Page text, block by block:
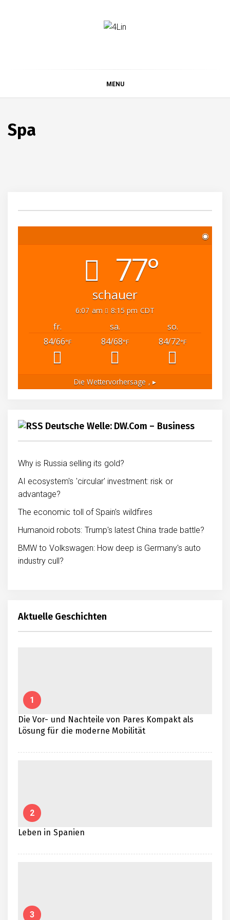
MENU
Spa
◉
77°
schauer
6:07 am 8:15 pm CDT
fr. sa.
so.
84/66°F 84/68°F 84/72°F
Die Wettervorhersage , ▸
Deutsche Welle: DW.com – Business
Why is Russia selling its gold?
AI ecosystem's 'circular' investment: risk or
advantage?
The economic toll of Spain's wildfires
Humanoid robots: Trump's latest China trade battle?
BMW to Volkswagen: How deep is Germany's auto
industry cull?
Aktuelle Geschichten
1
Die Vor- und Nachteile von Pares Kompakt als
Lösung für die moderne Mobilität
2
Leben in Spanien
3